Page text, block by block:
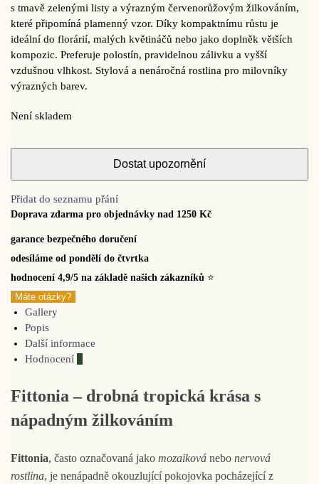
s tmavě zelenými listy a výrazným červenorůžovým žilkováním,
které připomíná plamenný vzor. Díky kompaktnímu růstu je
ideální do florárií, malých květináčů nebo jako doplněk větších
kompozic. Preferuje polostín, pravidelnou zálivku a vyšší
vzdušnou vlhkost. Stylová a nenáročná rostlina pro milovníky
výrazných barev.
Není skladem
Přidat do seznamu přání
Doprava zdarma pro objednávky nad 1250 Kč
garance bezpečného doručení
odesíláme od pondělí do čtvrtka
hodnocení 4,9/5 na základě našich zákazníků ⭐
Máte otázky?
Gallery
Popis
Další informace
Hodnocení 0
Fittonia – drobná tropická krása s
nápadným žilkováním
Fittonia, často označovaná jako mozaiková nebo nervová
rostlina, je nenápadně okouzlující pokojovka pocházející z